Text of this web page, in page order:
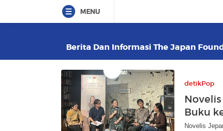
MENU
Berita Dan Informasi The Japan
detikPop
Buku
Novelis